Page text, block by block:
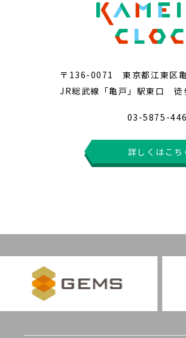
〒136-0071 東京都江東区
JR総武線「亀戸」駅東口 徒
03-5875-
詳しくはこち